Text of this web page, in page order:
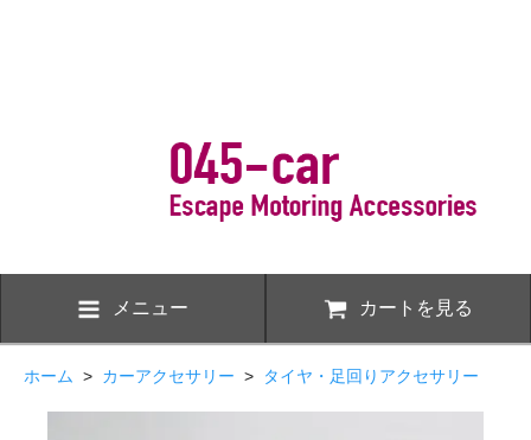
メニュー カートを見る
ホーム > カーアクセサリー > タイヤ・足回りアクセサリー